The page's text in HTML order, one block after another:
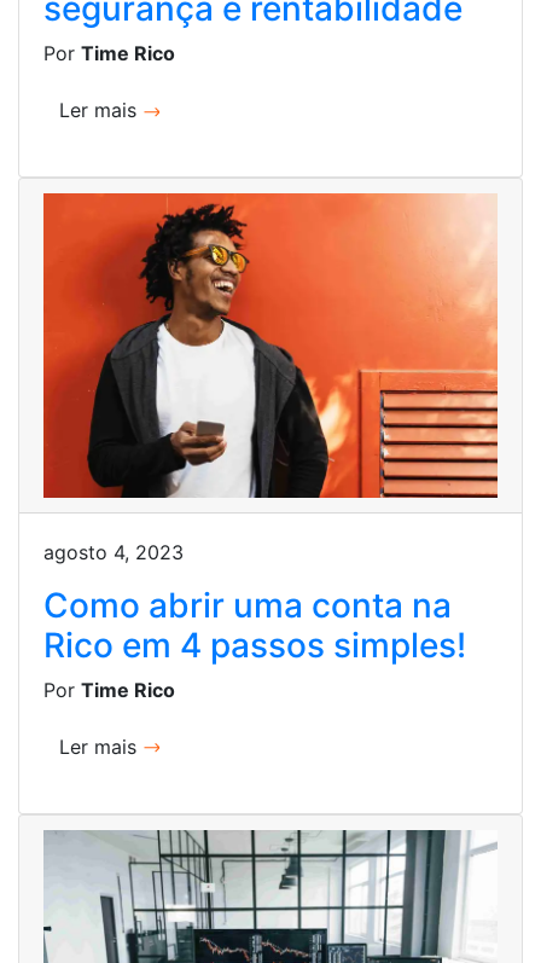
segurança e rentabilidade
Por Time Rico
Ler mais
agosto 4, 2023
Como abrir uma conta na
Rico em 4 passos simples!
Por Time Rico
Ler mais